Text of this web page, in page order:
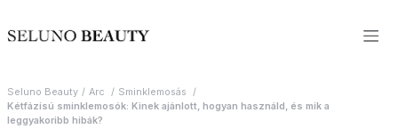
Seluno Beauty Arc
Sminklemosás
Kétfázisú sminklemosók: Kinek ajánlott, hogyan használd, és mik a
leggyakoribb hibák?